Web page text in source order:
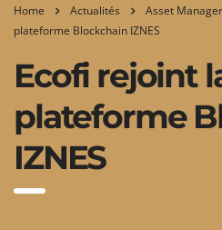
Home Actualités Asset
plateforme Blockchain IZNES
Ecofi rejoint
plateforme
IZNES